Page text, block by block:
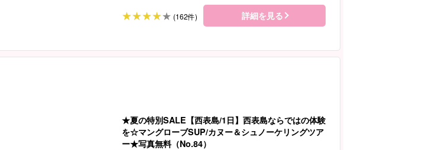
(162件) 詳細を見る
★夏の特別SALE【西表島/1日】西表島ならではの体験
を☆マングローブSUP/カヌー＆シュノーケリングツア
ー★写真無料（No.84）